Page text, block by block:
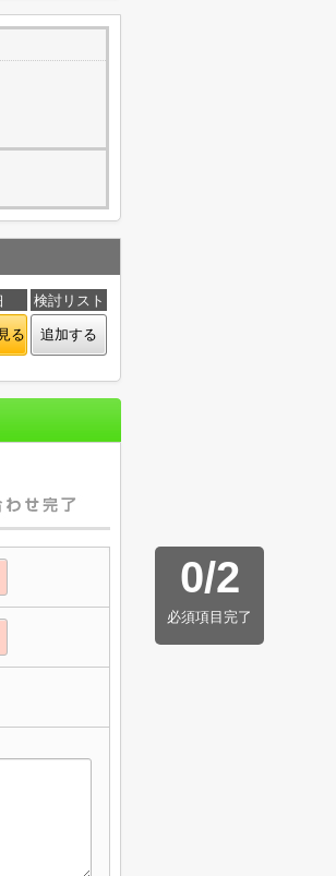
検討リスト
る 追加する
0/2
必須項目完了